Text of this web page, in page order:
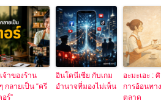
จ้าของร้าน
กลายเป็น “ครี
อร์”
อินโดนีเซีย กับเกม
อำนาจที่มองไม่เห็น
อะมะเอะ :
การอ้อนทา
ตลาด